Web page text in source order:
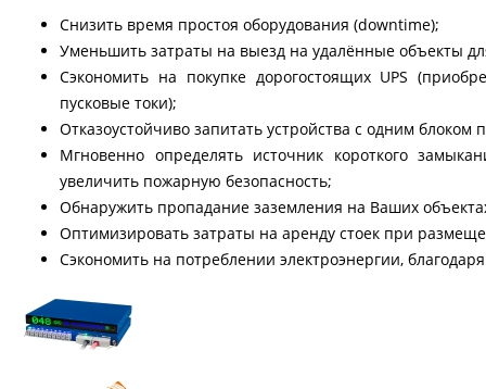
Снизить время простоя оборудования (downtime);
Уменьшить затраты на выезд на удалённые объекты
Сэкономить на покупке дорогостоящих UPS
пусковые токи);
Отказоустойчиво запитать устройства с одним блоком
Мгновенно определять источник короткого
увеличить пожарную безопасность;
Обнаружить пропадание заземления на Ваших
Оптимизировать затраты на аренду стоек при
Сэкономить на потреблении электроэнергии,